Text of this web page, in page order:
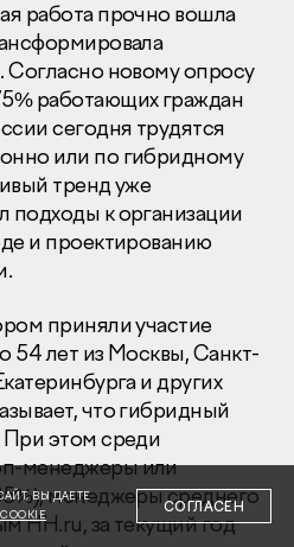
работа прочно вошла
Согласно новому опросу
работающих граждан
сегодня трудятся
или по гибридному
тренд уже
подходы к организации
и проектированию
приняли участие
54 лет из Москвы, Санкт-
и других
что гибридный
этом среди
менеджеры или
менеджеры среднего
HH.ru, за текущий год
ВЫ ДАЕТЕ
СОГЛАСЕН